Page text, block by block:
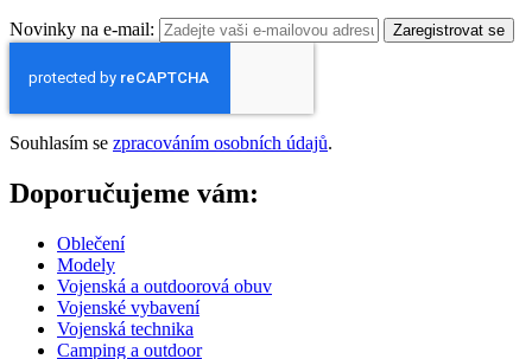
Novinky na e-mail: Zaregistrovat se
Souhlasím se zpracováním osobních údajů.
Doporučujeme vám:
Oblečení
Modely
Vojenská a outdoorová obuv
Vojenské vybavení
Vojenská technika
Camping a outdoor